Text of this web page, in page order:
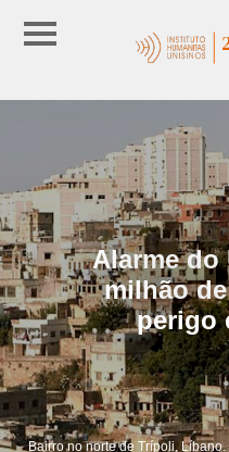
Alarme do
milhão
perigo
Bairro no norte de Trípoli,